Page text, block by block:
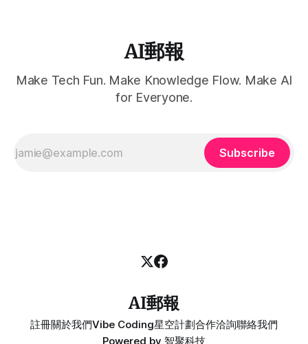
AI郵報
Make Tech Fun. Make Knowledge Flow. Make AI
for Everyone.
Subscribe
AI郵報
註冊關於我們Vibe Coding星空計劃合作洽詢聯絡我們
Powered by 智聚科技